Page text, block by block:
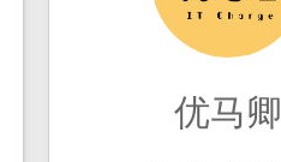
优马卿